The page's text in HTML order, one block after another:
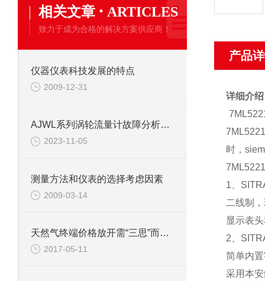
相关文章 · ARTICLES
致力于成为合格的解决方案供应商！
仪器仪表科技发展的特点
2009-12-31
AJWL系列涡轮流量计故障分析方法
2023-11-05
测量方法和仪表的选择考虑因素
2009-03-14
天然气终端价格放开需“三思”而后行
2017-05-11
产品
详细介
时，
1、
二线制
显示表
2、
简单内
采用本